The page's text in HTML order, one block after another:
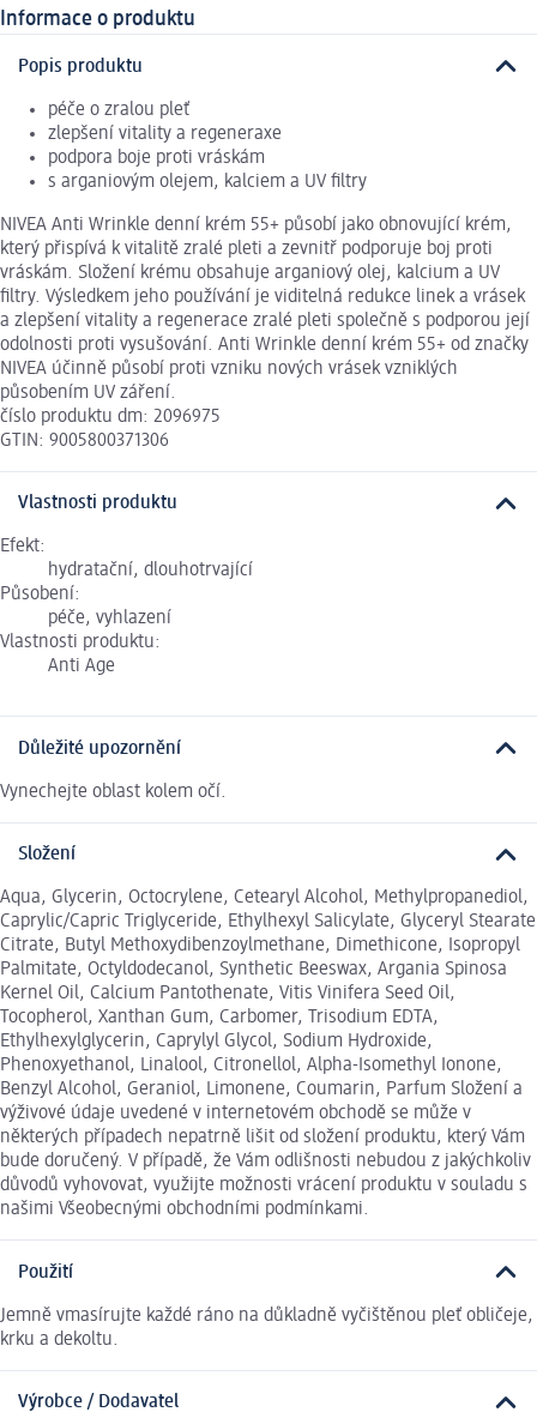
Informace o produktu
Popis produktu
péče o zralou pleť
zlepšení vitality a regeneraxe
podpora boje proti vráskám
s arganiovým olejem, kalciem a UV filtry
NIVEA Anti Wrinkle denní krém 55+ působí jako obnovující krém,
který přispívá k vitalitě zralé pleti a zevnitř podporuje boj proti
vráskám. Složení krému obsahuje arganiový olej, kalcium a UV
filtry. Výsledkem jeho používání je viditelná redukce linek a vrásek
a zlepšení vitality a regenerace zralé pleti společně s podporou její
odolnosti proti vysušování. Anti Wrinkle denní krém 55+ od značky
NIVEA účinně působí proti vzniku nových vrásek vzniklých
působením UV záření.
číslo produktu dm: 2096975
GTIN: 9005800371306
Vlastnosti produktu
Efekt:
hydratační, dlouhotrvající
Působení:
péče, vyhlazení
Vlastnosti produktu:
Anti Age
Důležité upozornění
Vynechejte oblast kolem očí.
Složení
Aqua, Glycerin, Octocrylene, Cetearyl Alcohol, Methylpropanediol,
Caprylic/Capric Triglyceride, Ethylhexyl Salicylate, Glyceryl Stearate
Citrate, Butyl Methoxydibenzoylmethane, Dimethicone, Isopropyl
Palmitate, Octyldodecanol, Synthetic Beeswax, Argania Spinosa
Kernel Oil, Calcium Pantothenate, Vitis Vinifera Seed Oil,
Tocopherol, Xanthan Gum, Carbomer, Trisodium EDTA,
Ethylhexylglycerin, Caprylyl Glycol, Sodium Hydroxide,
Phenoxyethanol, Linalool, Citronellol, Alpha-Isomethyl Ionone,
Benzyl Alcohol, Geraniol, Limonene, Coumarin, Parfum Složení a
výživové údaje uvedené v internetovém obchodě se může v
některých případech nepatrně lišit od složení produktu, který Vám
bude doručený. V případě, že Vám odlišnosti nebudou z jakýchkoliv
důvodů vyhovovat, využijte možnosti vrácení produktu v souladu s
našimi Všeobecnými obchodními podmínkami.
Použití
Jemně vmasírujte každé ráno na důkladně vyčištěnou pleť obličeje,
krku a dekoltu.
Výrobce / Dodavatel